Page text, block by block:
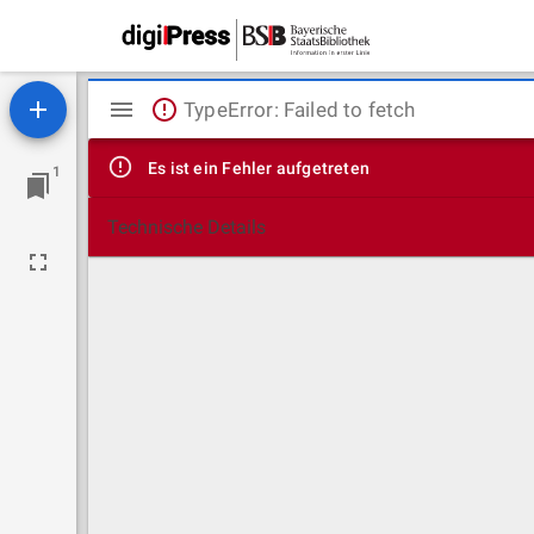
1
Mirador
Viewer
TypeError: Failed to fetch
Es ist ein Fehler aufgetreten
Technische Details